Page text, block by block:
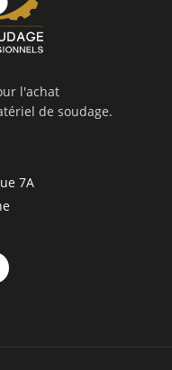
l'achat
de soudage.
7A